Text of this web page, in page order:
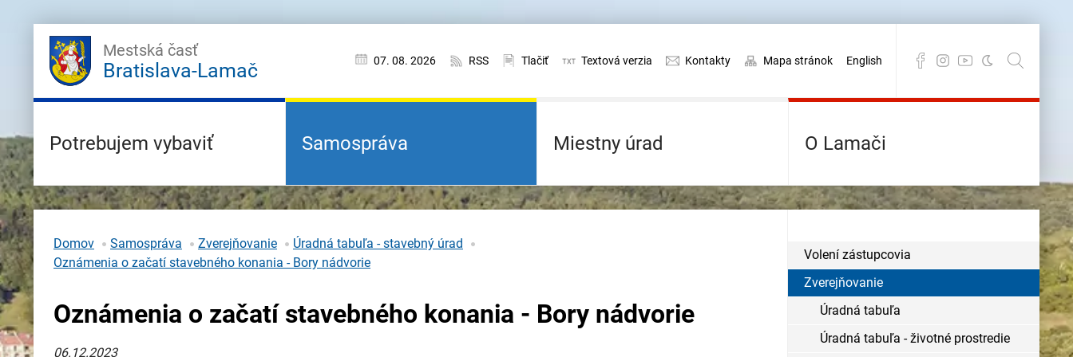
Mestská časť
Bratislava-Lamač 07. 08. 2026 RSS Tlačiť Textová verzia Kontakty Mapa stránok English
Potrebujem vybaviť Samospráva Miestny úrad O Lamači
Domov Samospráva Zverejňovanie
Úradná tabuľa - stavebný úrad
Oznámenia o začatí stavebného konania - Bory nádvorie
Oznámenia o začatí stavebného konania - Bory nádvorie
06.12.2023
Volení zástupcovia
Zverejňovanie
Úradná tabuľa
Úradná tabuľa - životné prostredie